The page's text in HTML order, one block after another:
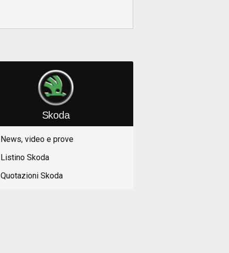
Skoda
News, video e prove
Listino Skoda
Quotazioni Skoda